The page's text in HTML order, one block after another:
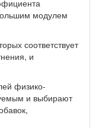
модулем
соответствует
и
физико-
и выбирают